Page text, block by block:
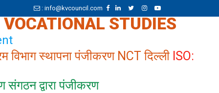
: info@kvcouncil.com
STUDIES
विभाग स्थापना पंजीकरण NCT दिल्ली ISO:
संगठन द्वारा पंजीकरण